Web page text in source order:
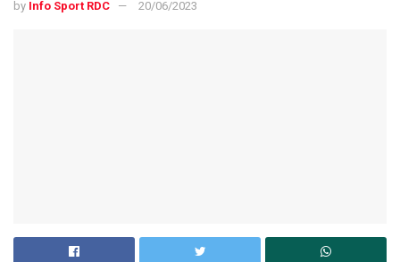
by Info Sport RDC 20/06/2023